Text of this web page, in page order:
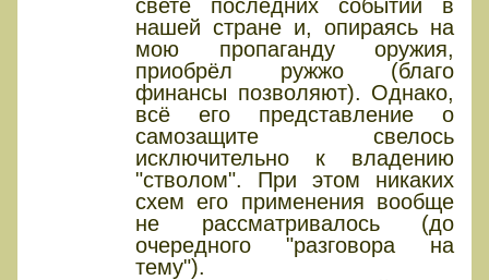
свете последних событий в
нашей стране и, опираясь на
мою пропаганду оружия,
приобрёл ружжо (благо
финансы позволяют). Однако,
всё его представление о
самозащите свелось
исключительно к владению
"стволом". При этом никаких
схем его применения вообще
не рассматривалось (до
очередного "разговора на
тему").